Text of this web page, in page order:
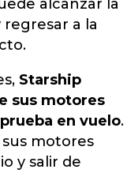
alcanzar la
a la
Starship
sus motores
en vuelo.
motores
y salir de